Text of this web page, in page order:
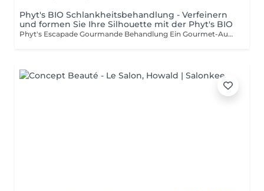
Phyt's BIO Schlankheitsbehandlung - Verfeinern
und formen Sie Ihre Silhouette mit der Phyt's BIO
Phyt's Escapade Gourmande Behandlung Ein Gourmet-Ausflug, zertifiziert biologisch Gönnen Sie sich unsere Escapade Gourmande Behandlung, einen wahrhaft sinnlichen Ausflug, der biologisch zertifiziert ist und Weichheit und Genuss für ein ultimatives Entspannungserlebnis vereint. Kokosnuss-Peeling: Sanfte Exfoliation: Kokosnuss-Pulver entfernt sanft abgestorbene Hautzellen und offenbart eine glatte, verfeinerte Haut. Hautveredelung: Dieses Peeling sorgt für einen natürlichen, strahlenden und erfrischten Teint. Sheabutter-Wickel: Intensive Hydratation: Sheabutter schmilzt auf Ihrem Körper und bietet tiefe Pflege und Feuchtigkeit. Tiefe Entspannung: Diese Wellness-Massage sorgt für eine tiefgreifende Entspannung und unvergleichlichen Komfort. Kakaowickel: Sinnliche Erweckung: Kakao umhüllt Ihre Haut mit einer duftenden, wärmenden Umarmung, die Ihre Sinne weckt und das Wohlgefühl verlängert. Gourmet-Genuss: Das verführerische Aroma des Kakaos verleiht Ihrem Erlebnis eine süße Note der Verwöhnung. Warum diese Behandlung wählen? Ein einzigartiger sinnlicher Ausflug: Diese Behandlung ist ein komplettes Sinneserlebnis, das Wohlbefinden und Vergnügen bei jedem Schritt bietet. Biologische Inhaltsstoffe: Genießen Sie das Beste aus der Natur mit zertifizierten Bio-Zutaten und schonen Sie gleichzeitig die Umwelt. Ein Moment der puren Verwöhnung: Gönnen Sie sich eine luxuriöse Auszeit, in der Stress und Anspannung verfliegen. Sie verdienen diesen Moment des Luxus und Wohlbefindens.